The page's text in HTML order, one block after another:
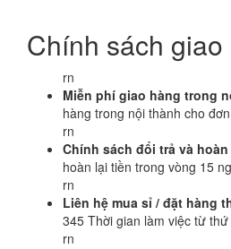
Chính sách giao
rn
Miễn phí giao hàng trong
hàng trong nội thành cho
rn
Chính sách đổi trả và
hoàn lại tiền trong vòng 15
rn
Liên hệ mua sỉ / đặt hàng
345 Thời gian làm việc từ
rn